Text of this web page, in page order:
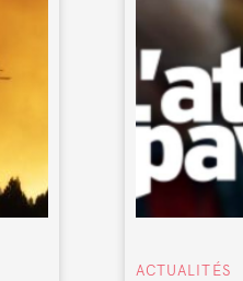
ACTUALITÉS